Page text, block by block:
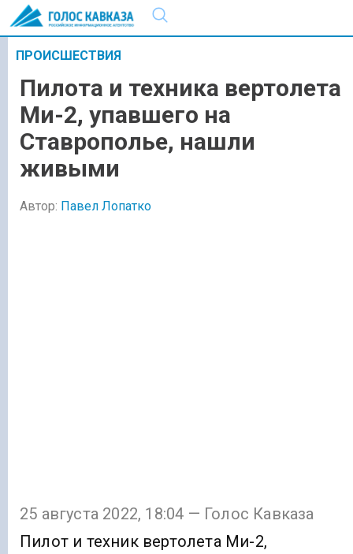
ПРОИСШЕСТВИЯ
Пилота и техника вертолета
Ми-2, упавшего на
Ставрополье, нашли
живыми
Автор: Павел Лопатко
25 августа 2022, 18:04 — Голос Кавказа
Пилот и техник вертолета Ми-2,